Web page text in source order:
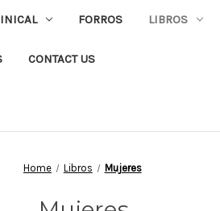
FORROS LIBROS
CONTACT US
Home Libros Mujeres